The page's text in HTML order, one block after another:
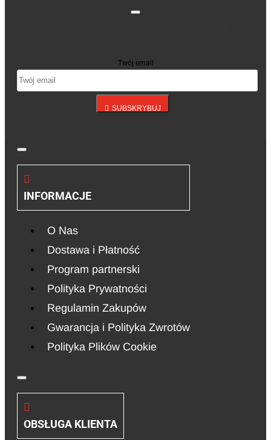
Twój email
SUBSKRYBUJ
INFORMACJE
O Nas
Dostawa i Płatność
Program partnerski
Polityka Prywatności
Regulamin Zakupów
Gwarancja i Polityka Zwrotów
Polityka Plików Cookie
OBSŁUGA KLIENTA